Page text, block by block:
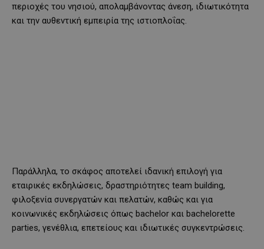
περιοχές του νησιού, απολαμβάνοντας άνεση, ιδιωτικότητα
και την αυθεντική εμπειρία της ιστιοπλοΐας.
Παράλληλα, το σκάφος αποτελεί ιδανική επιλογή για
εταιρικές εκδηλώσεις, δραστηριότητες team building,
φιλοξενία συνεργατών και πελατών, καθώς και για
κοινωνικές εκδηλώσεις όπως bachelor και bachelorette
parties, γενέθλια, επετείους και ιδιωτικές συγκεντρώσεις.